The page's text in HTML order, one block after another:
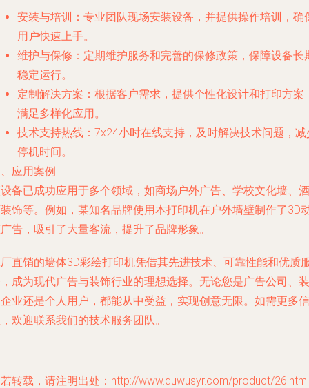
安装与培训：专业团队现场安装设备，并提供操作培训，确
用户快速上手。
维护与保修：定期维护服务和完善的保修政策，保障设备长
稳定运行。
定制解决方案：根据客户需求，提供个性化设计和打印方案
满足多样化应用。
技术支持热线：7x24小时在线支持，及时解决技术问题，减
停机时间。
应用案例
备已成功应用于多个领域，如商场户外广告、学校文化墙、酒
饰等。例如，某知名品牌使用本打印机在户外墙壁制作了3D
告，吸引了大量客流，提升了品牌形象。
直销的墙体3D彩绘打印机凭借其先进技术、可靠性能和优质
成为现代广告与装饰行业的理想选择。无论您是广告公司、装
业还是个人用户，都能从中受益，实现创意无限。如需更多信
欢迎联系我们的技术服务团队。
转载，请注明出处：http://www.duwusyr.com/product/26.html